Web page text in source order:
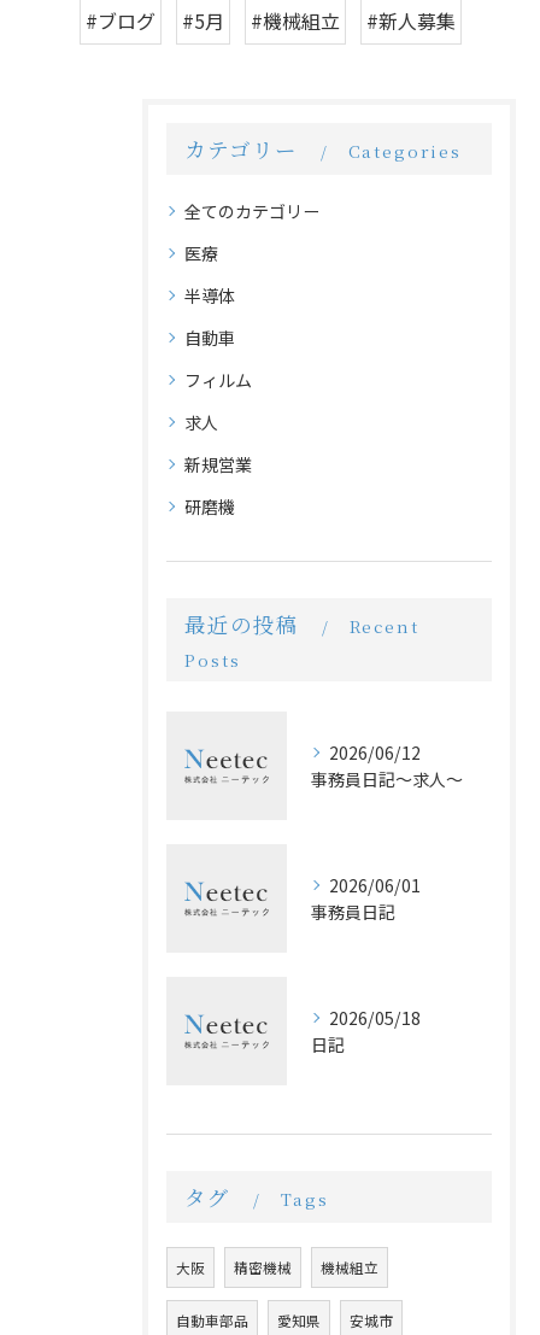
#ブログ #5月 #機械組立 #新人募集
カテゴリー Categories
全てのカテゴリー
医療
半導体
自動車
フィルム
求人
新規営業
研磨機
最近の投稿
Recent
Posts
2026/06/12
事務員日記〜求人〜
2026/06/01
事務員日記
2026/05/18
日記
タグ Tags
大阪 精密機械 機械組立
自動車部品 愛知県 安城市